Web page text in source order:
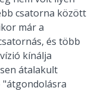
csatorna között
már a
és több
kínálja
átalakult
"átgondolásra